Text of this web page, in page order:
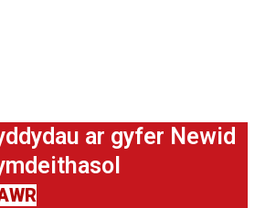
ar gyfer Newid